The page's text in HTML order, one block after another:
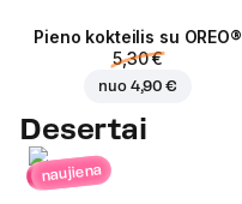
Pieno kokteilis su OREO®
5,30 €
nuo 4,90 €
Desertai
naujiena